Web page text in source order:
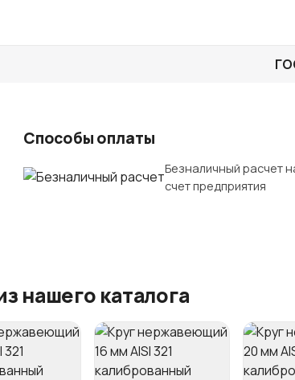
Способы оплаты
Безналичный расчет
счет предприятия
нашего каталога